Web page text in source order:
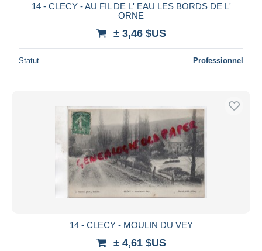
14 - CLECY - AU FIL DE L' EAU LES BORDS DE L'
ORNE
± 3,46 $US
Statut Professionnel
14 - CLECY - MOULIN DU VEY
± 4,61 $US